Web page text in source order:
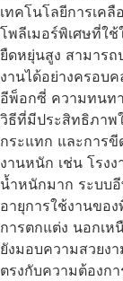
เทคโนโลยีการเค
โพลีเมอร์พิเศษที่ใ
ยืดหยุ่นสูง สามารถ
งานได้อย่างครอบ
อีพ็อกซี่ ความทนท
วิธีที่มีประสิทธิภาพ
กระแทก และการ
งานหนัก เช่น โรง
น้ำหนักมาก ระบบ
อายุการใช้งานขอ
การตกแต่ง นอกเ
ยังมอบความสวยง
ตรงกับความต้องก